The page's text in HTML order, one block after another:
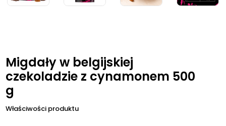
Migdały w belgijskiej
czekoladzie z cynamonem 500
g
Właściwości produktu